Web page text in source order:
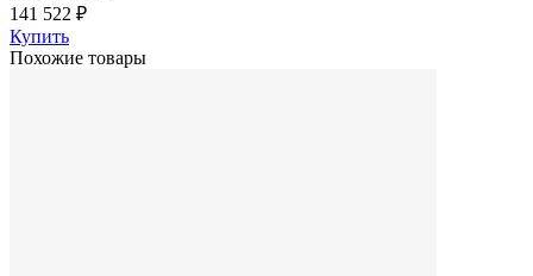
141 522 ₽
Купить
Похожие товары